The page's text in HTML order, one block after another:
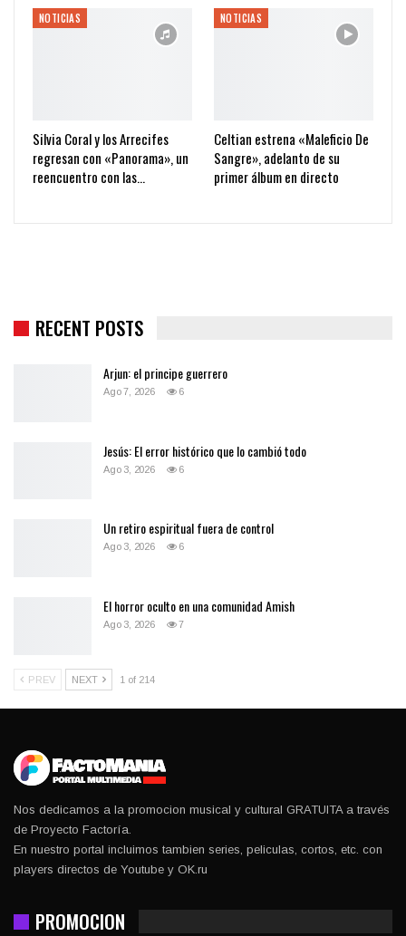
NOTICIAS
Silvia Coral y los Arrecifes
regresan con «Panorama», un
reencuentro con las…
NOTICIAS
Celtian estrena «Maleficio De
Sangre», adelanto de su
primer álbum en directo
RECENT POSTS
Arjun: el principe guerrero
Ago 7, 2026 6
Jesús: El error histórico que lo cambió todo
Ago 3, 2026 6
Un retiro espiritual fuera de control
Ago 3, 2026 6
El horror oculto en una comunidad Amish
Ago 3, 2026 7
PREV NEXT 1 of 214
Nos dedicamos a la promocion musical y cultural GRATUITA a través
de Proyecto Factoría.
En nuestro portal incluimos tambien series, peliculas, cortos, etc. con
players directos de Youtube y OK.ru
PROMOCION